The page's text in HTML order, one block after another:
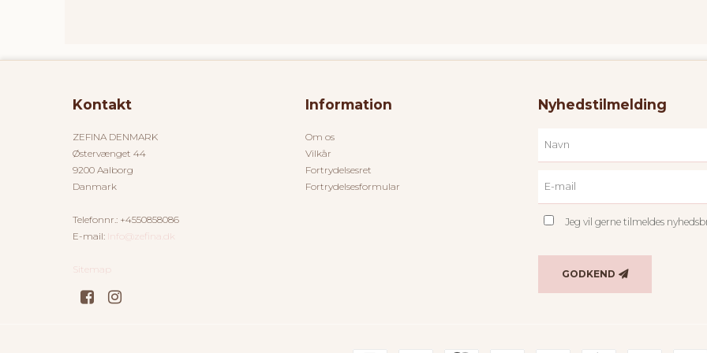
Kontakt
ZEFINA DENMARK
Østervænget 44
9200 Aalborg
Danmark
Telefonnr.: +4550858086
E-mail: Info@zefina.dk
Sitemap
Information
Om os
Vilkår
Fortrydelsesret
Fortrydelsesformular
Nyhedstilmelding
Jeg vil gerne tilmeldes
GODKEND